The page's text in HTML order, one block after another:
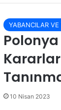
YABANCILAR
10 Nisan 2023